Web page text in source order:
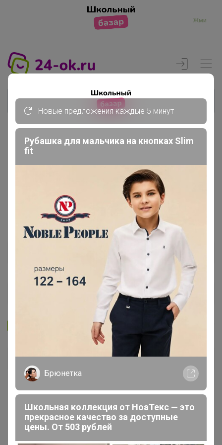
Жми
Реклама
Забыли пароль?
Войти
Войти с помощью других сервисов
Новые предложения каждые 5 минут
Рубашка для мальчика на кнопках Slim
fit
Брюнетка
Школьная коллекция от НоаТекс — это
прекрасное качество за доступные
цены. От 503 рублей